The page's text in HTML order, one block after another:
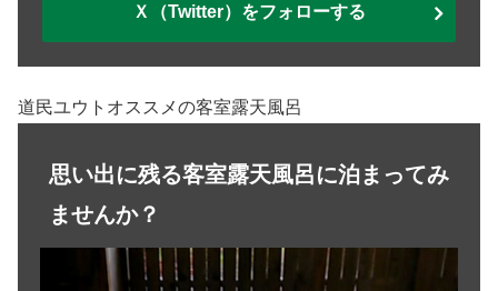
Ｘ（Twitter）をフォローする
道民ユウトオススメの客室露天風呂
思い出に残る客室露天風呂に泊まってみ
ませんか？